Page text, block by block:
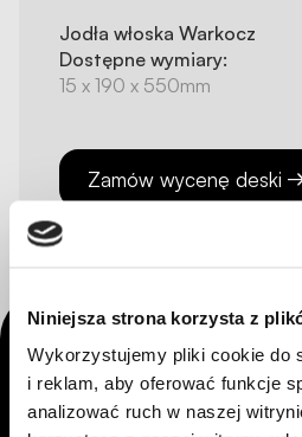
Niniejsza strona korzysta z
Wykorzystujemy pliki cookie do
i reklam, aby oferować funkcje
analizować ruch w naszej
Jodła włoska Warkocz
Dostępne wymiary:
15 x 190 x 550mm
Zamów wycenę deski